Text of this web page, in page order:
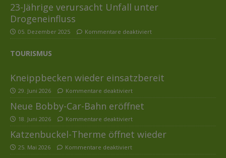
23-Jährige verursacht Unfall unter
Drogeneinfluss
05. Dezember 2025 Kommentare deaktiviert
TOURISMUS
Kneippbecken wieder einsatzbereit
29. Juni 2026 Kommentare deaktiviert
Neue Bobby-Car-Bahn eröffnet
18. Juni 2026 Kommentare deaktiviert
Katzenbuckel-Therme öffnet wieder
25. Mai 2026 Kommentare deaktiviert